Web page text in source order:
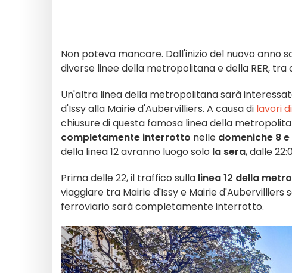
Non poteva mancare. Dall'inizio del nuovo anno
diverse linee della metropolitana e della RER, tra
Un'altra linea della metropolitana sarà
d'Issy alla Mairie d'Aubervilliers. A causa di lavori
chiusure di questa famosa linea della
completamente interrotto nelle domeniche 8
della linea 12 avranno luogo solo la sera, dalle
Prima delle 22, il traffico sulla linea 12 della
viaggiare tra Mairie d'Issy e Mairie d'Aubervilliers
ferroviario sarà completamente interrotto.